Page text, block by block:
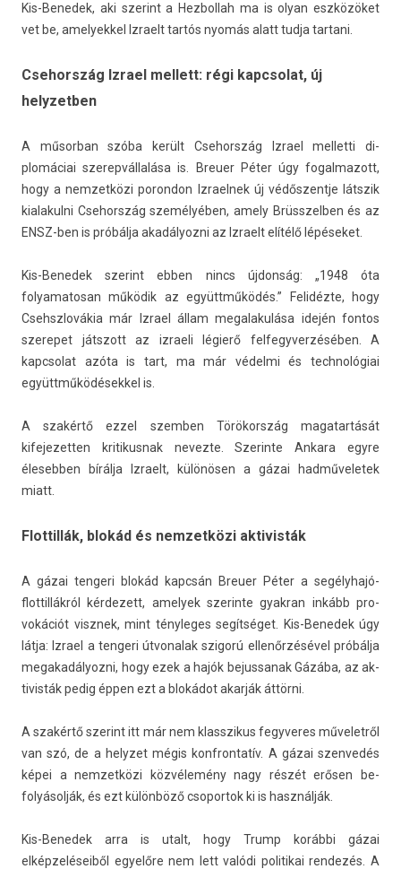
Kis-Benedek, aki szerint a Hez­bollah ma is olyan eszközöket
vet be, amelyek­kel Iz­raelt tartós nyomás alatt tudja tar­tani.
Csehország Izrael mellett: régi kapcsolat, új
helyzetben
A műsor­ban szóba került Csehország Iz­rael mel­letti di­
plomáciai szerep­vállalása is. Breu­er Péter úgy fogal­mazott,
hogy a nem­zetközi poron­don Iz­rael­nek új védős­zentje látszik
kialakul­ni Csehország személyében, amely Brüsszelb­en és az
ENSZ-ben is próbálja akadályoz­ni az Iz­raelt elítélő lépéseket.
Kis-Benedek szerint ebben nincs újdonság: „1948 óta
folyamatosan működik az együttműködés.” Felidézte, hogy
Csehszlovákia már Iz­rael állam megalakulása idején fon­tos
szerepet játszott az iz­raeli légierő fel­fegyver­zéséb­en. A
kapcsolat azóta is tart, ma már védelmi és tech­nológiai
együttműködések­kel is.
A szakértő ezzel szemb­en Törökország magatar­tását
kifejezett­en kritikus­nak nevez­te. Szerin­te An­kara egyre
élesebb­en bírálja Iz­raelt, különösen a gázai had­műveletek
miatt.
Flottillák, blokád és nemzetközi aktivisták
A gázai ten­geri blokád kapcsán Breu­er Péter a segélyhajó-
flottillákról kér­dezett, amelyek szerin­te gyak­ran inkább pro­
vokációt visznek, mint tényleges segítséget. Kis-Benedek úgy
látja: Iz­rael a ten­geri útvonalak szigorú ellenőrzésével próbálja
megakadályoz­ni, hogy ezek a hajók be­jus­sanak Gázába, az ak­
tivis­ták pedig éppen ezt a blokádot akarják áttörni.
A szakértő szerint itt már nem klasszikus fegyveres művelet­ről
van szó, de a helyzet mégis konfron­tatív. A gázai szen­vedés
képei a nem­zetközi közvélemény nagy részét erősen be­
folyásol­ják, és ezt különböző csopor­tok ki is használják.
Kis-Benedek arra is utalt, hogy Trump korábbi gázai
elképzeléseiből egyelőre nem lett valódi politikai re­ndezés. A